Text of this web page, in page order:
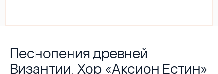
Песнопения древней
Византии. Хор «Аксион Естин»